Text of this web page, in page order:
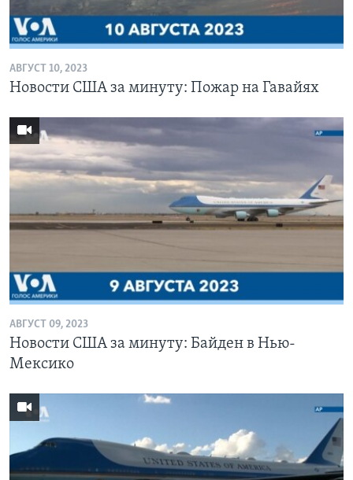
Learning English
СОЦИАЛЬНЫЕ СЕТИ
Языки
АВГУСТ 10, 2023
Новости США за минуту: Пожар на Гавайях
АВГУСТ 09, 2023
Новости США за минуту: Байден в Нью-
Мексико